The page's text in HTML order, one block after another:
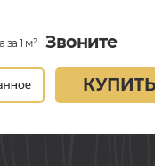
за 1 м² Звоните
КУПИТЬ